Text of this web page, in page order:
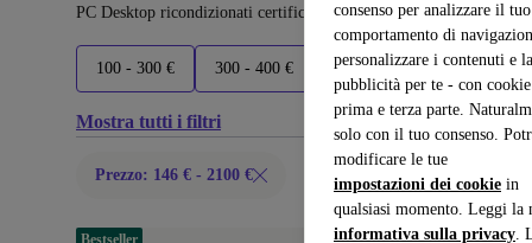
consenso per analizzare il tuo
comportamento di
personalizzare i contenuti e la
pubblicità per te - con
prima e terza parte.
solo con il tuo consenso.
modificare le tue
impostazioni dei cookie in
qualsiasi momento. Leggi la
informativa sulla privacy.
PC Desktop ricondizionati certificati sotto 2100 – risparmia fino
100 - 300 € 300 - 400 € 400 - 500 € 500 - 700 €
Mostra tutti i filtri
Prezzo: 146 € - 2100 €
Bestseller